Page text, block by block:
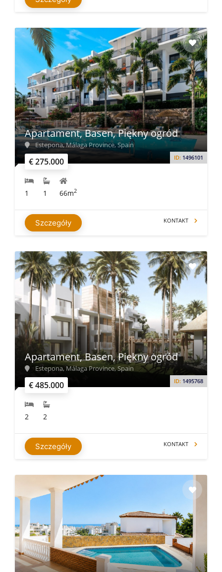
€ 275.000 ID: 1496101
Apartament, Basen, Piękny ogród
Estepona, Málaga Province, Spain
1 1 66m2
Szczegóły KONTAKT
€ 485.000 ID: 1495768
Apartament, Basen, Piękny ogród
Estepona, Málaga Province, Spain
2 2
Szczegóły KONTAKT